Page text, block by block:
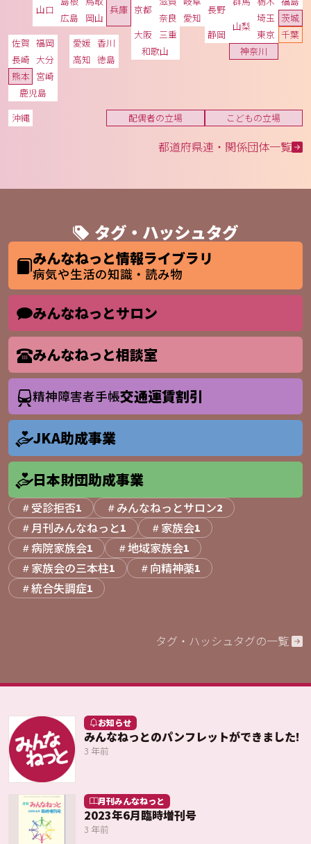
茨城
埼玉
千葉
東京
神奈川
山梨
長野
静岡
愛知
三重
京都
大阪
兵庫
奈良
和歌山
岡山
広島
山口
徳島
香川
愛媛
高知
福岡
佐賀
長崎
熊本
大分
宮崎
鹿児島
沖縄
こどもの立場
配偶者の立場
都道府県連・関係団体一覧
タグ・ハッシュタグ
みんなねっと情報ライブラリ
病気や生活の知識・読み物
みんなねっとサロン
みんなねっと相談室
精神障害者手帳交通運賃割引
JKA助成事業
日本財団助成事業
受診拒否1 みんなねっとサロン2
月刊みんなねっと1 家族会1
病院家族会1 地域家族会1
家族会の三本柱1 向精神薬1
統合失調症1
タグ・ハッシュタグの一覧
お知らせ
みんなねっとのパンフレットができました!
3 年前
月刊みんなねっと
2023年6月臨時増刊号
3 年前